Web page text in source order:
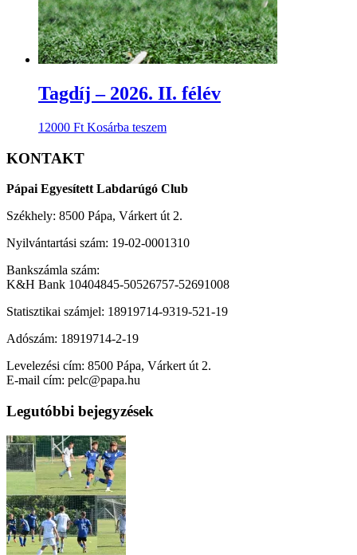
Tagdíj – 2026. II. félév
12000 Ft Kosárba teszem
KONTAKT
Pápai Egyesített Labdarúgó Club
Székhely: 8500 Pápa, Várkert út 2.
Nyilvántartási szám: 19-02-0001310
Bankszámla szám:
K&H Bank 10404845-50526757-52691008
Statisztikai számjel: 18919714-9319-521-19
Adószám: 18919714-2-19
Levelezési cím: 8500 Pápa, Várkert út 2.
E-mail cím: pelc@papa.hu
Legutóbbi bejegyzések